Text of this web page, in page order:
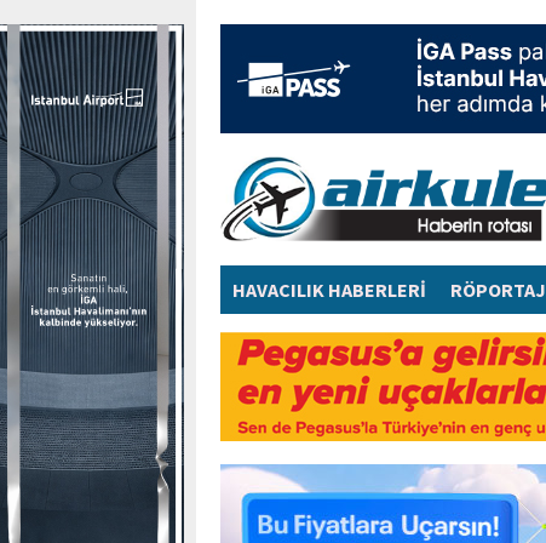
HAVACILIK HABERLERİ RÖPORTAJ